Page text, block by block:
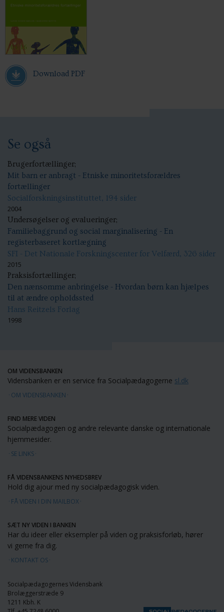
Download PDF
Se også
Brugerfortællinger;
Mit barn er anbragt - Etniske minoritetsforældres
fortællinger
Socialforskningsinstituttet, 194 sider
2004
Undersøgelser og evalueringer;
Familiebaggrund og social marginalisering - En
registerbaseret kortlægning
SFI - Det Nationale Forskningscenter for Velfærd, 326 sider
2015
Praksisfortællinger;
Den nænsomme anbringelse - Hvordan børn kan hjælpes
til at ændre opholdssted
Hans Reitzels Forlag
1998
OM VIDENSBANKEN
Vidensbanken er en service fra Socialpædagogerne sl.dk
OM VIDENSBANKEN
FIND MERE VIDEN
Socialpædagogen og andre relevante danske og internationale
hjemmesider.
SE LINKS
FÅ VIDENSBANKENS NYHEDSBREV
Hold dig ajour med ny socialpædagogisk viden.
FÅ VIDEN I DIN MAILBOX
SÆT NY VIDEN I BANKEN
Har du ideer eller eksempler på viden og praksisforløb, hører
vi gerne fra dig.
KONTAKT OS
Socialpædagogernes Vidensbank
Brolæggerstræde 9
1211 Kbh. K